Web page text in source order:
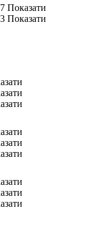
Показати
Показати